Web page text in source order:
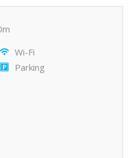
Wi-Fi
Parking